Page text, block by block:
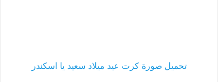
تحميل صورة كرت عيد ميلاد سعيد يا اسكندر